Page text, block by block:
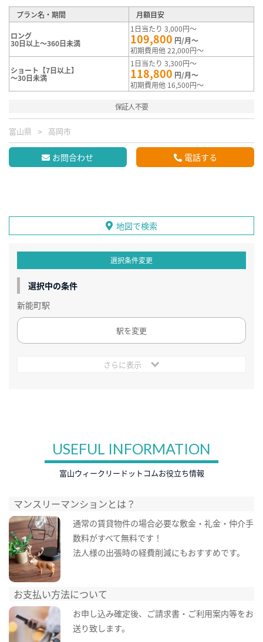
プラン名・期間 月額目安
ロング
30日以上～360日未満
1日当たり 3,000円～
109,800 円/月～
初期費用他 22,000円～
ショート【7日以上】
～30日未満
1日当たり 3,300円～
118,800 円/月～
初期費用他 16,500円～
保証人不要
富山県 高岡市
お問合わせ 電話する
地図で検索
選択条件変更
選択中の条件
新能町駅
駅を変更
さらに表示
USEFUL INFORMATION
富山ウィークリードットコムお役立ち情報
マンスリーマンションとは？
通常の賃貸物件の場合必要な敷金・礼金・仲介手
数料がすべて無料です！
法人様の出張時の経費削減にもおすすめです。
お支払い方法について
お申し込み確定後、ご請求書・ご利用案内等をお
送り致します。